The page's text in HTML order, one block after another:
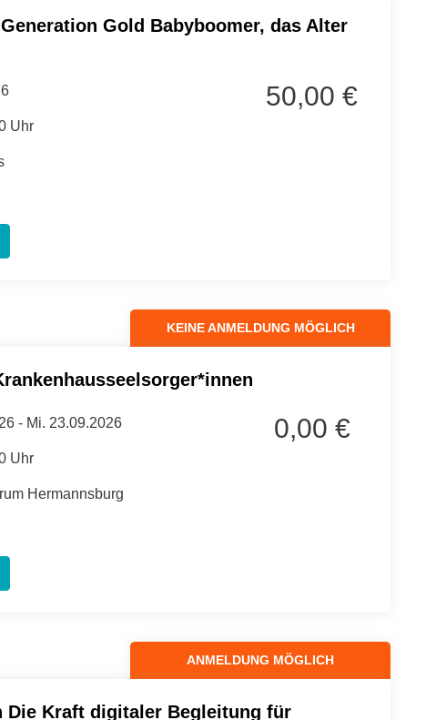
Gold Babyboomer, das Alter
Uhr
50,00 €
KEINE ANMELDUNG MÖGLICH
- Mi. 23.09.2026
Uhr
Hermannsburg
0,00 €
ANMELDUNG MÖGLICH
Die Kraft digitaler Begleitung für